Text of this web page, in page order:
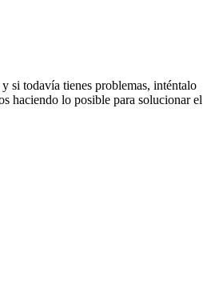
si todavía tienes problemas, inténtalo
haciendo lo posible para solucionar el